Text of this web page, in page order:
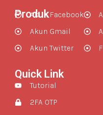
Produk
Akun Facebook
Akun Gmail
Akun Twitter
Quick Link
Tutorial
2FA OTP